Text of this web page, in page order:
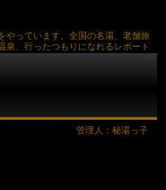
やっています。全国の名湯、老舗旅
泉、行ったつもりになれるレポート
管理人：秘湯っ子